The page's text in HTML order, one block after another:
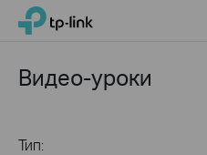
Click
navigation
TP-Link, Reliably Smart
Видео-уроки
Тип: